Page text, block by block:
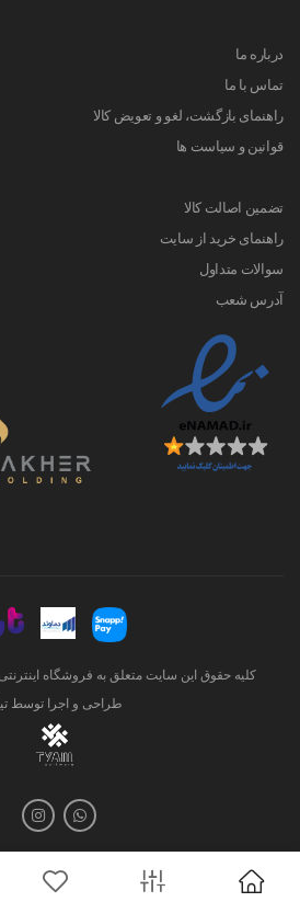
درباره ما
تماس با ما
راهنمای بازگشت، لغو و تعویض کالا
قوانین و سیاست ها
تضمین اصالت کالا
راهنمای خرید از سایت
سوالات متداول
آدرس شعب
کلیه حقوق این سایت متعلق به فروشگاه اینترنتی
طراحی و اجرا توسط